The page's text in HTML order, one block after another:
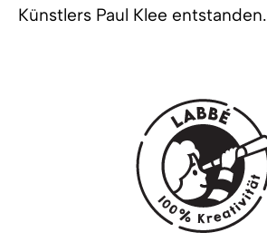
Künstlers Paul Klee entstanden.